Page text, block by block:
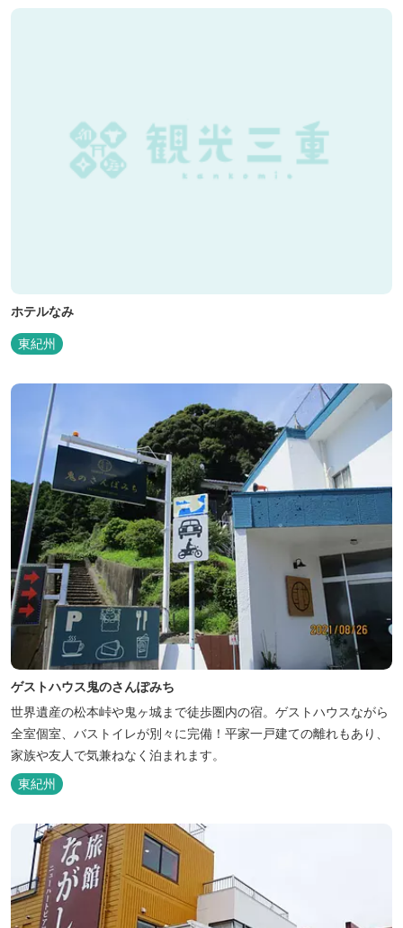
ホテルなみ
東紀州
ゲストハウス鬼のさんぽみち
世界遺産の松本峠や鬼ヶ城まで徒歩圏内の宿。ゲストハウスながら
全室個室、バストイレが別々に完備！平家一戸建ての離れもあり、
家族や友人で気兼ねなく泊まれます。
東紀州